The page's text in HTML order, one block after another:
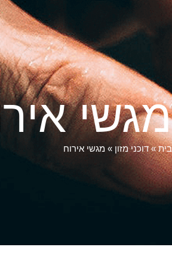
מגשי
בית»דוכני מזון » מגשי אירוח